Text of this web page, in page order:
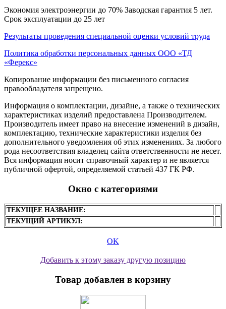
Экономия электроэнергии до 70% Заводская гарантия 5 лет.
Срок эксплуатации до 25 лет
Результаты проведения специальной оценки условий труда
Политика обработки персональных данных ООО «ТД
«Ферекс»
Копирование информации без письменного согласия
правообладателя запрещено.
Информация о комплектации, дизайне, а также о технических
характеристиках изделий предоставлена Производителем.
Производитель имеет право на внесение изменений в дизайн,
комплектацию, технические характеристики изделия без
дополнительного уведомления об этих изменениях. За любого
рода несоответствия владелец сайта ответственности не несет.
Вся информация носит справочный характер и не является
публичной офертой, определяемой статьей 437 ГК РФ.
Окно с категориями
ТЕКУЩЕЕ НАЗВАНИЕ:
ТЕКУЩИЙ АРТИКУЛ:
OK
Добавить к этому заказу другую позицию
Товар добавлен в корзину